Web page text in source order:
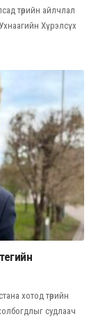
төрийн айлчлал
Хүрэлсүх
хотод төрийн
судлаач